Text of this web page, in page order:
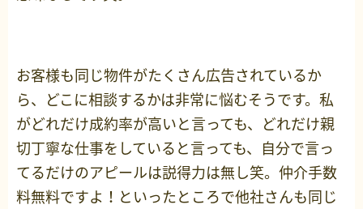
お客様も同じ物件がたくさん広告されているか
ら、どこに相談するかは非常に悩むそうです。私
がどれだけ成約率が高いと言っても、どれだけ親
切丁寧な仕事をしていると言っても、自分で言っ
てるだけのアピールは説得力は無し笑。仲介手数
料無料ですよ！といったところで他社さんも同じ